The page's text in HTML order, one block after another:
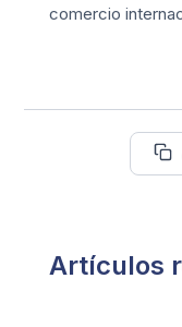
comercio
Artículos